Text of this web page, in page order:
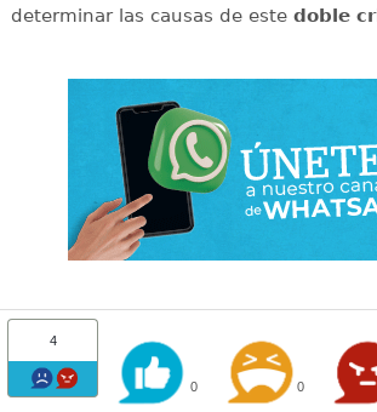
determinar las causas de este doble
4
0 0